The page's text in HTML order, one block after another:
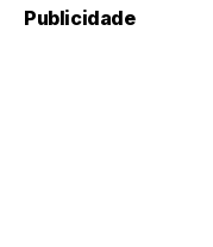
Publicidade